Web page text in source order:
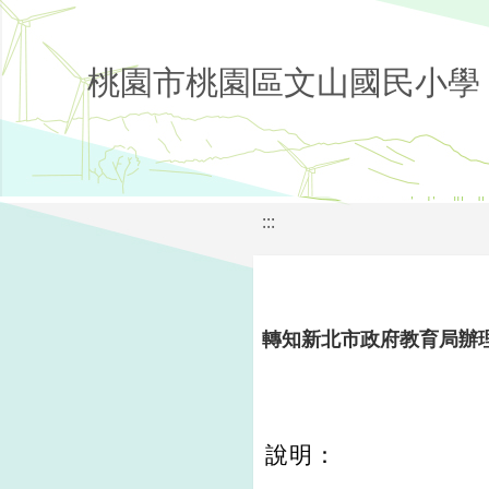
桃園市桃園區文山國民小學
:::
轉知新北市政府教育局辦
說明：